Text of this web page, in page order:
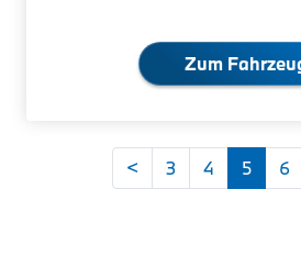
Zum
< 3 4 5 6